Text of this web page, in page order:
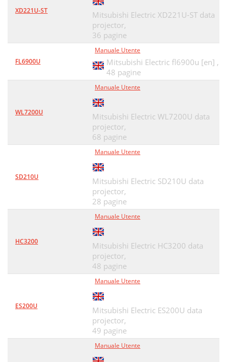
XD221U-ST
Mitsubishi Electric XD221U-ST data
projector,
36 pagine
FL6900U
Manuale Utente
Mitsubishi Electric fl6900u [en] ,
48 pagine
WL7200U
Manuale Utente
Mitsubishi Electric WL7200U data
projector,
68 pagine
SD210U
Manuale Utente
Mitsubishi Electric SD210U data
projector,
28 pagine
HC3200
Manuale Utente
Mitsubishi Electric HC3200 data
projector,
48 pagine
ES200U
Manuale Utente
Mitsubishi Electric ES200U data
projector,
49 pagine
Manuale Utente